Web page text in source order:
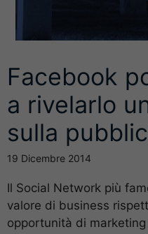
Facebook
a rivelarlo
sulla
19 Dicembre 2014
Il Social Network più
valore di business
opportunità di